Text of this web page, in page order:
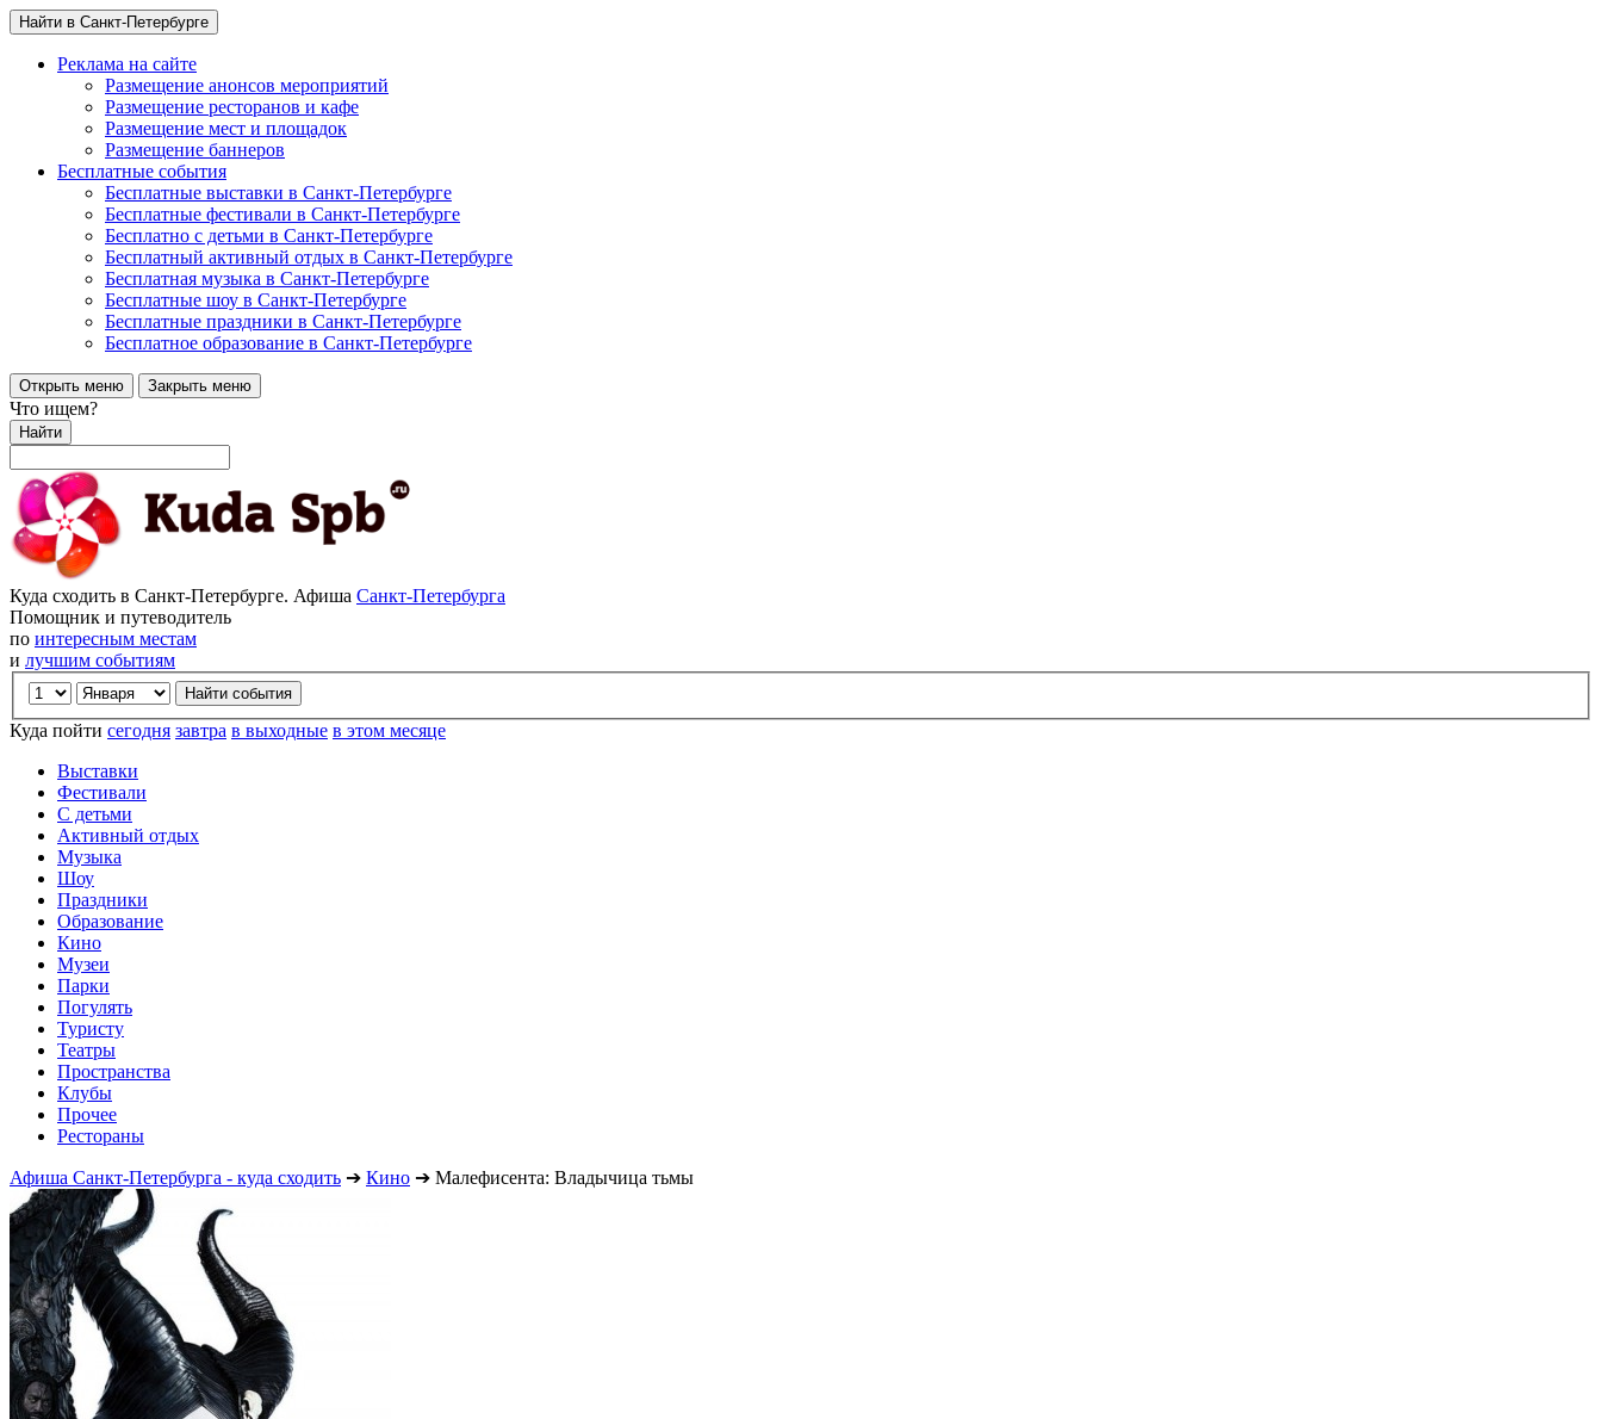
Найти в Санкт-Петербурге
Реклама на сайте
Размещение анонсов мероприятий
Размещение ресторанов и кафе
Размещение мест и площадок
Размещение баннеров
Бесплатные события
Бесплатные выставки в Санкт-Петербурге
Бесплатные фестивали в Санкт-Петербурге
Бесплатно с детьми в Санкт-Петербурге
Бесплатный активный отдых в Санкт-Петербурге
Бесплатная музыка в Санкт-Петербурге
Бесплатные шоу в Санкт-Петербурге
Бесплатные праздники в Санкт-Петербурге
Бесплатное образование в Санкт-Петербурге
Открыть меню Закрыть меню
Что ищем?
Найти
Куда сходить в Санкт-Петербурге. Афиша Санкт-Петербурга
Помощник и путеводитель
по интересным местам
и лучшим событиям
Куда пойти сегодня завтра в выходные в этом месяце
Выставки
Фестивали
С детьми
Активный отдых
Музыка
Шоу
Праздники
Образование
Кино
Музеи
Парки
Погулять
Туристу
Театры
Пространства
Клубы
Прочее
Рестораны
Афиша Санкт-Петербурга - куда сходить ➔ Кино ➔ Малефисента: Владычица тьмы